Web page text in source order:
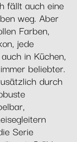
fällt auch eine
weg. Aber
Farben,
jede
in Küchen,
beliebter.
durch
Serie